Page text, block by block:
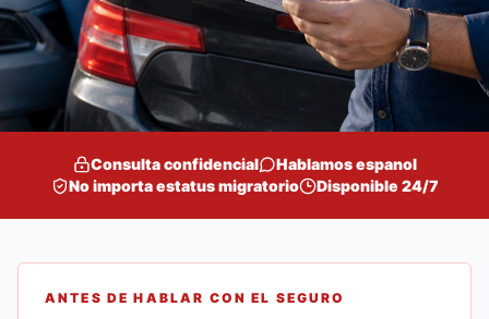
Consulta confidencial
Hablamos espanol
No importa estatus migratorio
Disponible 24/7
ANTES DE HABLAR CON EL SEGURO